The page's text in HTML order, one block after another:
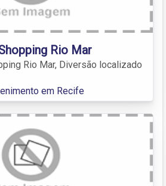
Rio Mar
Rio Mar, Diversão localizado
em Recife